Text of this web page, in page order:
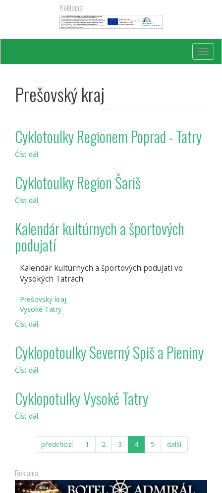
Reklama
Prešovský kraj
Cyklotoulky Regionem Poprad - Tatry
Číst dál
-
Cyklotoulky Region Šariš
Číst dál
Kalendár kultúrnych a športových
podujatí
Kalendár kultúrnych a športových podujatí vo
Vysokých Tatrách
Prešovský kraj
Vysoké Tatry
Číst dál
športových
podujatí
Cyklopotoulky Severný Spiš a Pieniny
Číst dál
a
Pieniny
Cyklopotulky Vysoké Tatry
Číst dál
Tatry
předchozí
1 2 3 4 5 další
Reklama